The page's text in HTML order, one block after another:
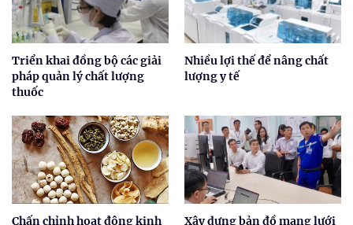
Triển khai đồng bộ các giải
pháp quản lý chất lượng
thuốc
Nhiều lợi thế để nâng chất
lượng y tế
Chấn chỉnh hoạt động kinh Xây dựng bản đồ mạng lưới